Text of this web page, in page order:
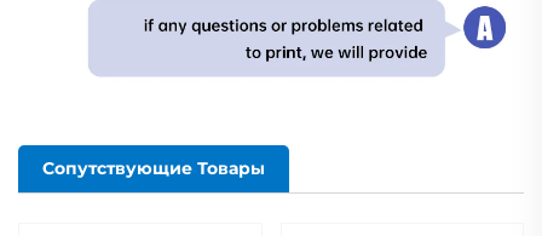
Сопутствующие Товары